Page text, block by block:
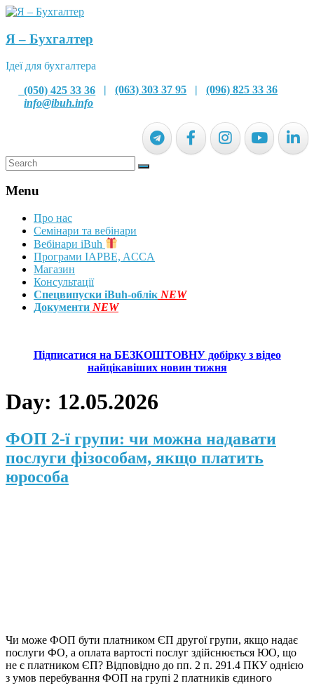
Я – Бухгалтер
Ідеї для бухгалтера
(050) 425 33 36 |(063) 303 37 95 |(096) 825 33 36
info@ibuh.info
Menu
Про нас
Семінари та вебінари
Вебінари iBuh
Програми IAPBE, ACCA
Магазин
Консультації
Спецвипуски iBuh-облік NEW
Документи NEW
Підписатися на БЕЗКОШТОВНУ добірку з відео
найцікавіших новин тижня
Day: 12.05.2026
ФОП 2-ї групи: чи можна надавати
послуги фізособам, якщо платить
юрособа
Чи може ФОП бути платником ЄП другої групи, якщо надає
послуги ФО, а оплата вартості послуг здійснюється ЮО, що
не є платником ЄП? Відповідно до пп. 2 п. 291.4 ПКУ однією
з умов перебування ФОП на групі 2 платників єдиного